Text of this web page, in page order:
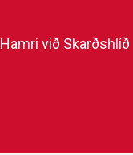
Hamri við Skarðshlíð